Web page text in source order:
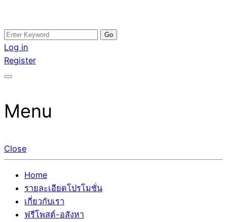
Skip
to
content
อสังหาโพสต์ รีวิวเยอะ รับจ้างโพสต์ขายบ้าน รับจ้างโพสต์อสัง
หา แตกต่างอย่างตั้งใจ รับรองผล อันดับ1 การโพสต์ขายอสังหา
กับทีมงานบริษัท บ้าน ที่ดิน คอนโด ติดGoogleหน้าแรกได้จริงๆ
รับจ้างโพสอสังหา ขายบ้าน อสังหาโพสต์ เชื่อถือได้จริง รับ
โพสต์ ที่ดิน กับทีมงานบริษัท ถูกและดีที่สุด ไม่มีค่านายหน้า
ขายได้จริงๆ ช่วยสร้างโอกาสในการขายได้มากกว่า ที่เดียว ที่
Search
for:
Log in
Register
Menu
Close
Home
รายละเอียดโปรโมชั่น
เกี่ยวกับเรา
ฟรีโพสต์-อสังหา